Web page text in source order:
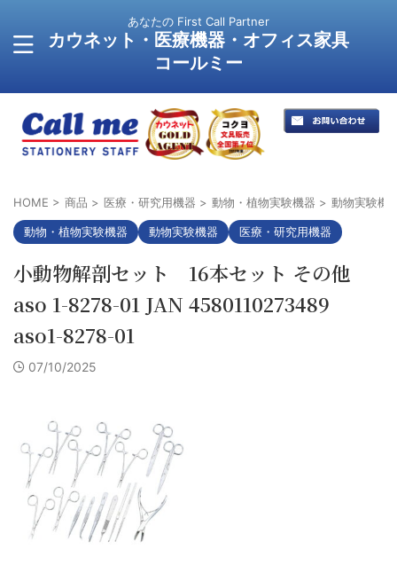
あなたの First Call Partner
カウネット・医療機器・オフィス家具
コールミー
HOME > 商品 > 医療・研究用機器 > 動物・植物実験機器 > 動物実験機
動物・植物実験機器 動物実験機器 医療・研究用機器
小動物解剖セット 16本セット その他
aso 1-8278-01 JAN 4580110273489
aso1-8278-01
07/10/2025